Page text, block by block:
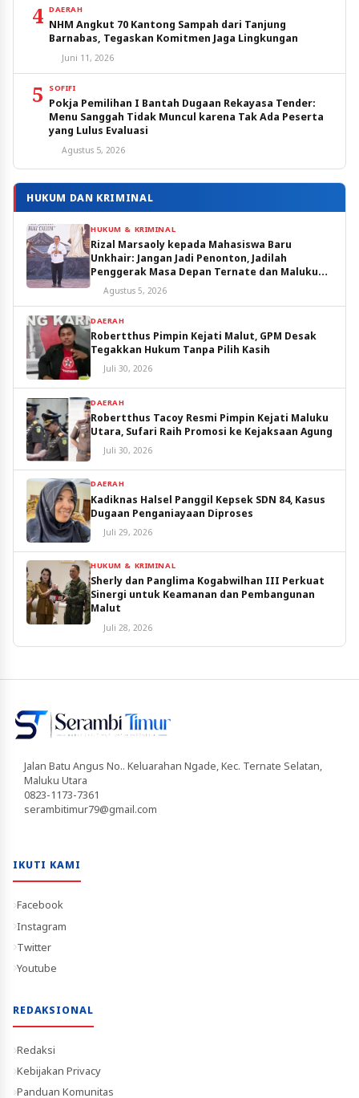
4 DAERAH
NHM Angkut 70 Kantong Sampah dari Tanjung
Barnabas, Tegaskan Komitmen Jaga Lingkungan
Juni 11, 2026
5 SOFIFI
Pokja Pemilihan I Bantah Dugaan Rekayasa Tender:
Menu Sanggah Tidak Muncul karena Tak Ada Peserta
yang Lulus Evaluasi
Agustus 5, 2026
HUKUM DAN KRIMINAL
HUKUM & KRIMINAL
Rizal Marsaoly kepada Mahasiswa Baru
Unkhair: Jangan Jadi Penonton, Jadilah
Penggerak Masa Depan Ternate dan Maluku
Utara
Agustus 5, 2026
DAERAH
Robertthus Pimpin Kejati Malut, GPM Desak
Tegakkan Hukum Tanpa Pilih Kasih
Juli 30, 2026
DAERAH
Robertthus Tacoy Resmi Pimpin Kejati Maluku
Utara, Sufari Raih Promosi ke Kejaksaan Agung
Juli 30, 2026
DAERAH
Kadiknas Halsel Panggil Kepsek SDN 84, Kasus
Dugaan Penganiayaan Diproses
Juli 29, 2026
HUKUM & KRIMINAL
Sherly dan Panglima Kogabwilhan III Perkuat
Sinergi untuk Keamanan dan Pembangunan
Malut
Juli 28, 2026
Jalan Batu Angus No.. Keluarahan Ngade, Kec. Ternate Selatan,
Maluku Utara
0823-1173-7361
serambitimur79@gmail.com
IKUTI KAMI
Facebook
Instagram
Twitter
Youtube
REDAKSIONAL
Redaksi
Kebijakan Privacy
Panduan Komunitas